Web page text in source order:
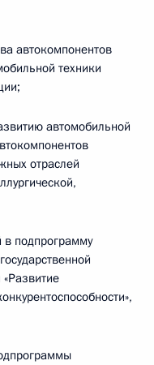
автокомпонентов
техники
автомобильной
отраслей
в подпрограмму